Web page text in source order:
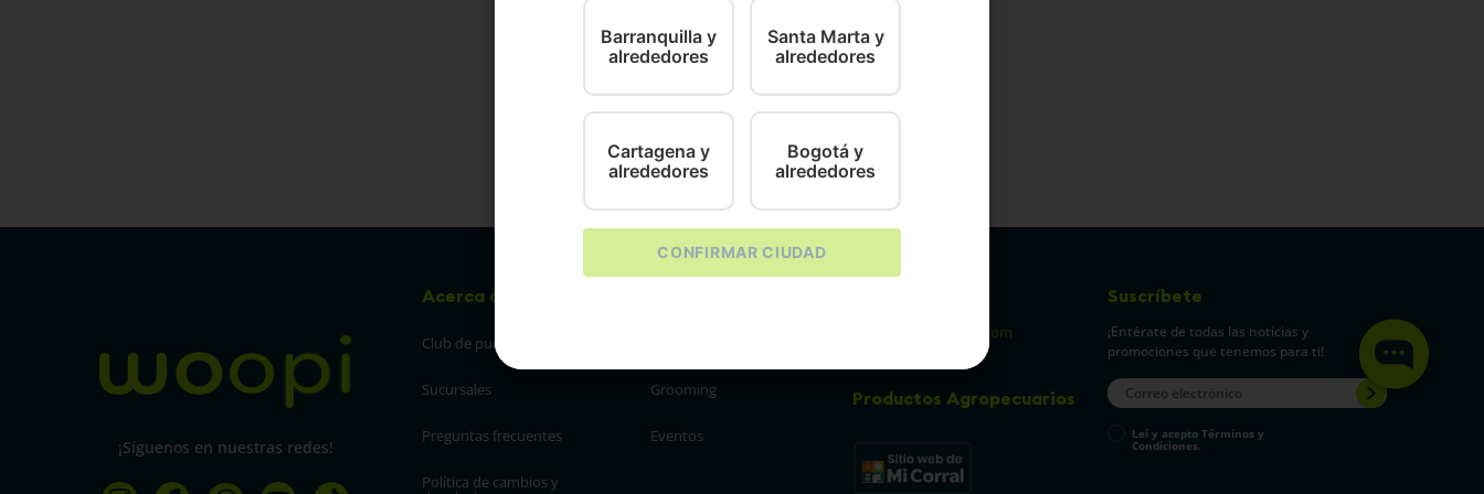
¡Síguenos en nuestras redes!
Acerca de
Club de puntos
Sucursales
Preguntas frecuentes
Política de cambios y
Grooming
Eventos
info@woopi.com
Productos Agropecuarios
Suscríbete
¡Entérate de todas las noticias y
promociones que tenemos para ti!
Leí y acepto Términos y
Condiciones.
Barranquilla y
alrededores
Santa Marta y
alrededores
Cartagena y
alrededores
Bogotá y
alrededores
CONFIRMAR CIUDAD